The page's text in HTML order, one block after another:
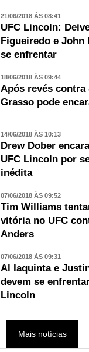
21/06/2018 ÀS 08:41
UFC Lincoln:
Figueiredo e John
se enfrentar
18/06/2018 ÀS 09:44
Após revés contra
Grasso pode
14/06/2018 ÀS 10:13
Drew Dober
UFC Lincoln por
inédita
07/06/2018 ÀS 09:52
Tim Williams
vitória no UFC
Anders
07/06/2018 ÀS 09:31
Al Iaquinta e
devem se
Lincoln
Mais notícias